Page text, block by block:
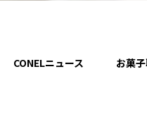
CONELニュース お菓